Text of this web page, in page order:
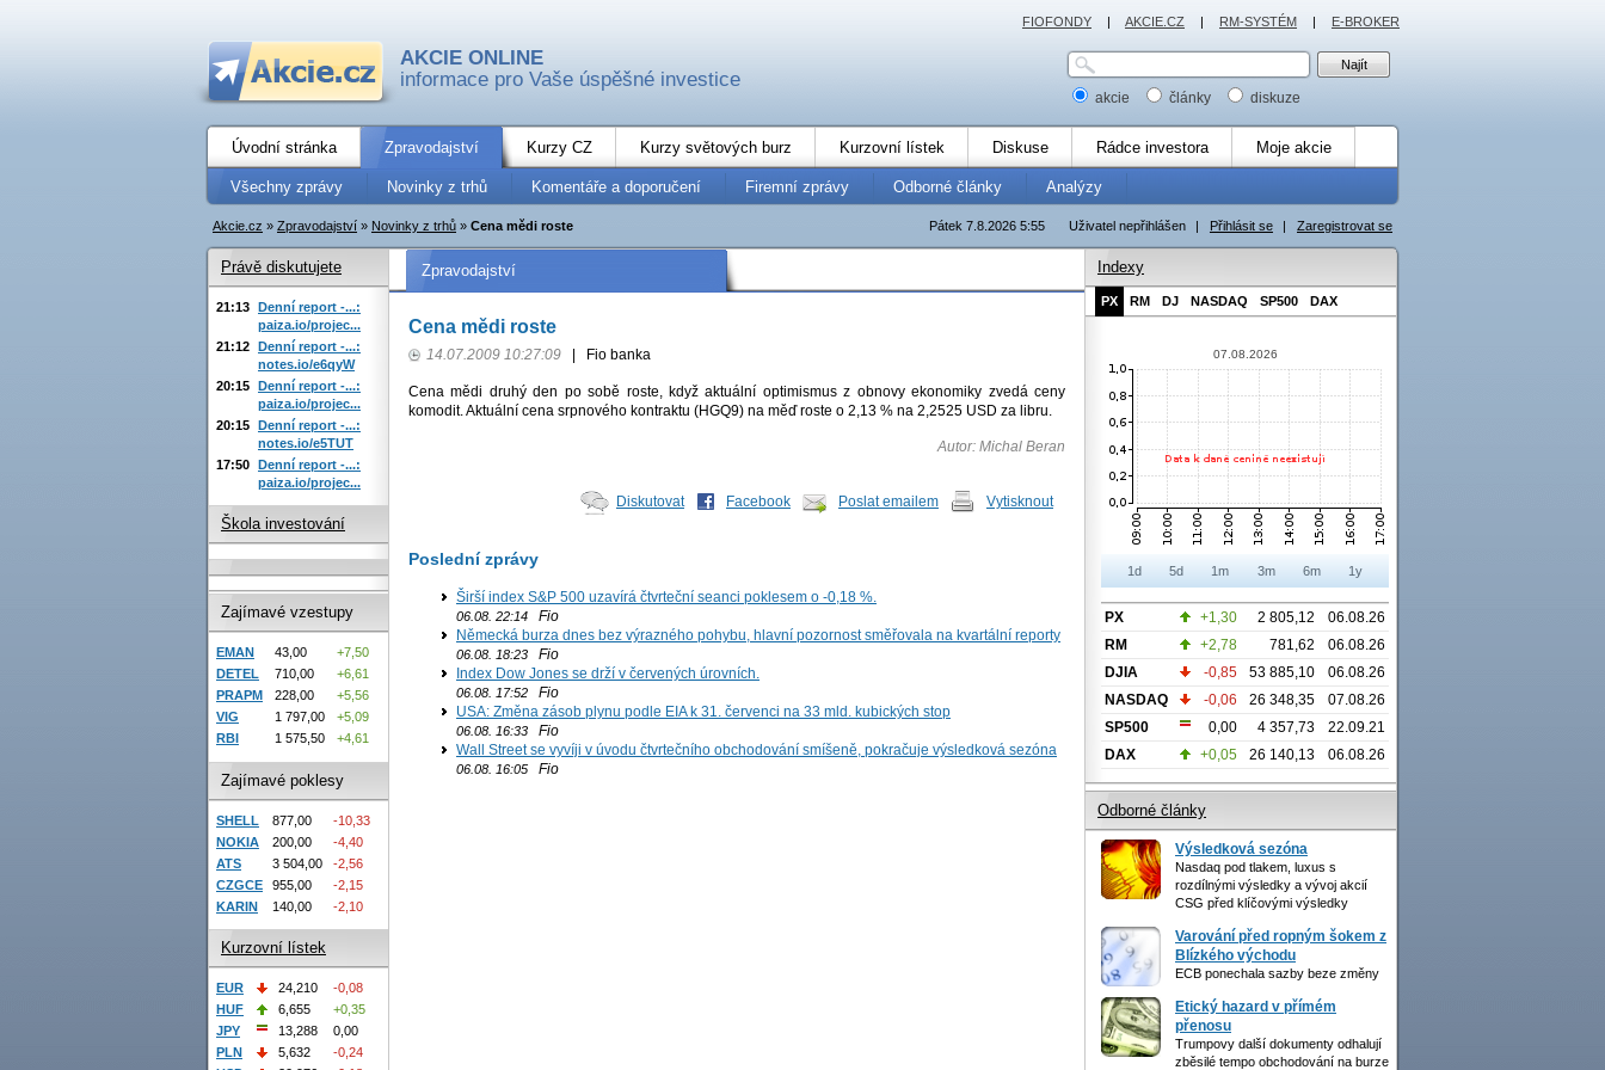
AKCIE ONLINE
informace pro Vaše úspěšné investice
akcie články diskuze
Úvodní stránka Zpravodajství Kurzy CZ Kurzy světových burz Kurzovní lístek Diskuse Rádce investora Moje akcie
Všechny zprávy Novinky z trhů Komentáře a doporučení Firemní zprávy Odborné články Analýzy
Uživatel nepřihlášen | Přihlásit se | Zaregistrovat se
Pátek 7.8.2026 5:55
Akcie.cz » Zpravodajství » Novinky z trhů » Cena mědi roste
Zpravodajství
Cena mědi roste
14.07.2009 10:27:09 Fio banka
Cena mědi druhý den po sobě roste, když aktuální optimismus z obnovy ekonomiky zvedá ceny
komodit. Aktuální cena srpnového kontraktu (HGQ9) na měď roste o 2,13 % na 2,2525 USD za libru.
Autor: Michal Beran
Diskutovat Facebook Poslat emailem Vytisknout
Poslední zprávy
Širší index S&P 500 uzavírá čtvrteční seanci poklesem o -0,18 %.
06.08. 22:14 Fio
Německá burza dnes bez výrazného pohybu, hlavní pozornost směřovala na kvartální reporty
06.08. 18:23 Fio
Index Dow Jones se drží v červených úrovních.
06.08. 17:52 Fio
USA: Změna zásob plynu podle EIA k 31. červenci na 33 mld. kubických stop
06.08. 16:33 Fio
Wall Street se vyvíji v úvodu čtvrtečního obchodování smíšeně, pokračuje výsledková sezóna
06.08. 16:05 Fio
Právě diskutujete
21:13 Denní report -...:
paiza.io/projec...
21:12 Denní report -...:
notes.io/e6qyW
20:15 Denní report -...:
paiza.io/projec...
20:15 Denní report -...:
notes.io/e5TUT
17:50 Denní report -...:
paiza.io/projec...
Škola investování
Zajímavé vzestupy
EMAN 43,00
+7,50
DETEL
710,00
+6,61
PRAPM
228,00
+5,56
VIG
1 797,00
+5,09
RBI
1 575,50 +4,61
Zajímavé poklesy
SHELL 877,00
-10,33
NOKIA
200,00
-4,40
ATS
3 504,00
-2,56
CZGCE
955,00
-2,15
KARIN
140,00 -2,10
Kurzovní lístek
EUR 24,210
-0,08
HUF
6,655
+0,35
JPY
13,288
0,00
PLN
5,632
-0,24
Indexy
PX RM DJ NASDAQ SP500 DAX
07.08.2026
1d 5d 1m 3m 6m 1y
PX +1,30 2 805,12
06.08.26
RM
+2,78 781,62
06.08.26
DJIA
-0,85 53 885,10
06.08.26
NASDAQ
-0,06 26 348,35
07.08.26
SP500
0,00 4 357,73
22.09.21
DAX
+0,05 26 140,13 06.08.26
Odborné články
Výsledková sezóna
Nasdaq pod tlakem, luxus s
rozdílnými výsledky a vývoj akcií
CSG před klíčovými výsledky
Varování před ropným šokem z
Blízkého východu
ECB ponechala sazby beze změny
Etický hazard v přímém
přenosu
Trumpovy další dokumenty odhalují
zběsilé tempo obchodování na burze
FIOFONDY | AKCIE.CZ | RM-SYSTÉM | E-BROKER